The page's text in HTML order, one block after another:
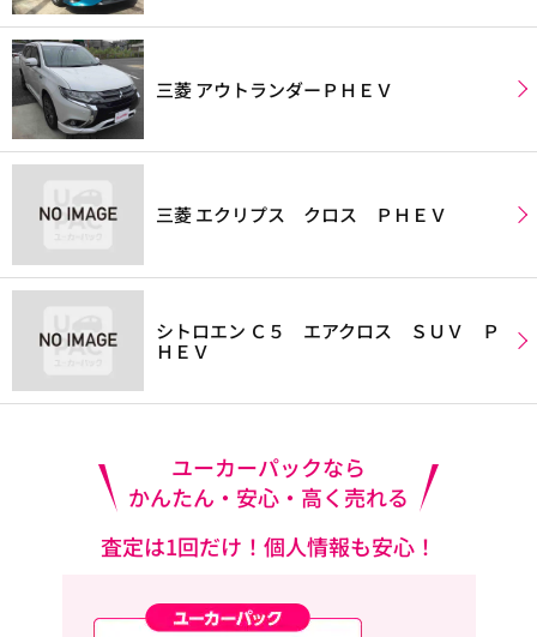
三菱 アウトランダーＰＨＥＶ
三菱 エクリプス クロス ＰＨＥＶ
シトロエン Ｃ５ エアクロス ＳＵＶ Ｐ
ＨＥＶ
ユーカーパックなら
かんたん・安心・高く売れる
査定は1回だけ！個人情報も安心！